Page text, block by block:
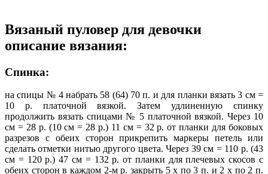
Вязаный пуловер для девочки
описание вязания:
Спинка:
на спицы № 4 набрать 58 (64) 70 п. и для планки вязать 3 см =
10 р. платочной вязкой. Затем удлиненную спинку
продолжить вязать спицами № 5 платочной вязкой. Через 10
см = 28 р. (10 см = 28 р.) 11 см = 32 р. от планки для боковых
разрезов с обеих сторон прикрепить маркеры петель или
сделать отметки нитью другого цвета. Через 39 см = 110 р. (43
см = 120 р.) 47 см = 132 р. от планки для плечевых скосов с
обеих сторон в каждом 2-м р. закрыть 5 х по 3 п. и 2 х по 2 п.